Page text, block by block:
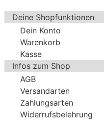
Deine Shopfunktionen
Dein Konto
Warenkorb
Kasse
Infos zum Shop
AGB
Versandarten
Zahlungsarten
Widerrufsbelehrung